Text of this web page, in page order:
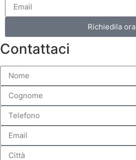
Richiedila ora
Contattaci